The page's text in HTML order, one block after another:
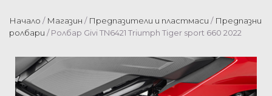
Начало / Магазин / Предпазители и пластмаси / Предпазни
ролбари / Ролбар Givi TN6421 Triumph Tiger sport 660 2022